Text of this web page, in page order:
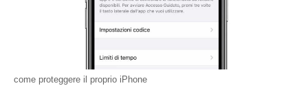
come proteggere il proprio iPhone